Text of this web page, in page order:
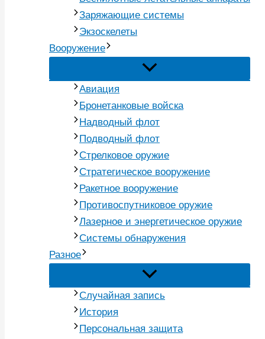
Заряжающие системы
Экзоскелеты
Вооружение
Авиация
Бронетанковые войска
Надводный флот
Подводный флот
Стрелковое оружие
Стратегическое вооружение
Ракетное вооружение
Противоспутниковое оружие
Лазерное и энергетическое оружие
Системы обнаружения
Разное
Случайная запись
История
Персональная защита